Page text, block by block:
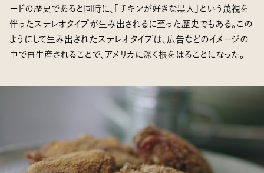
ードの歴史であると同時に、「チキンが好きな黒人」という蔑視を
伴ったステレオタイプが生み出されるに至った歴史でもある。この
ようにして生み出されたステレオタイプは、広告などのイメージの
中で再生産されることで、アメリカに深く根をはることになった。